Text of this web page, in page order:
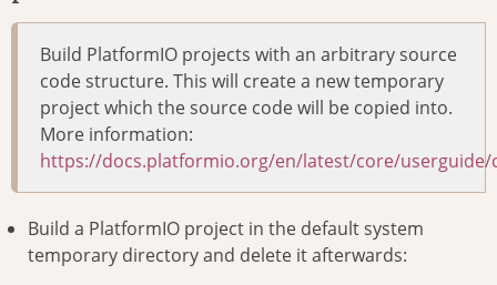
Build PlatformIO projects with an arbitrary source
code structure. This will create a new temporary
project which the source code will be copied into.
More information:
https://docs.platformio.org/en/latest/core/userguide/
Build a PlatformIO project in the default system
temporary directory and delete it afterwards: